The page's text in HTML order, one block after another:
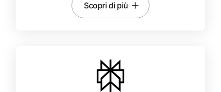
Scopri di più